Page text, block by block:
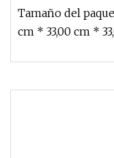
cristal para el
remoto, lámpara
Tamaño del
cm * 33,00 cm *